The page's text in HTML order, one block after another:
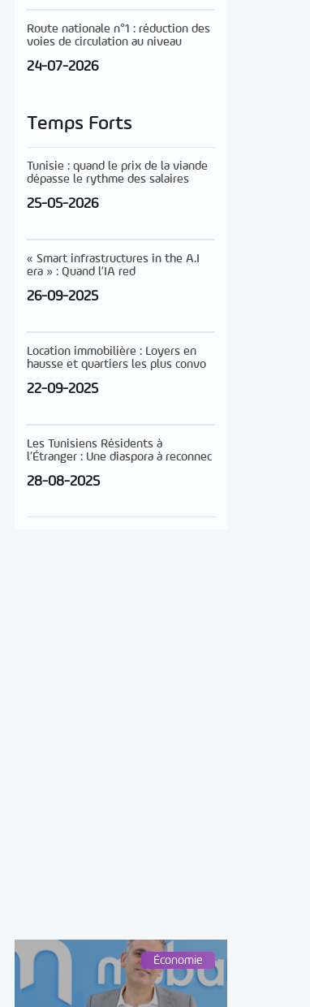
Route nationale n°1 : réduction des
voies de circulation au niveau
24-07-2026
Temps Forts
Tunisie : quand le prix de la viande
dépasse le rythme des salaires
25-05-2026
« Smart infrastructures in the A.I
era » : Quand l’IA red
26-09-2025
Location immobilière : Loyers en
hausse et quartiers les plus convo
22-09-2025
Les Tunisiens Résidents à
l’Étranger : Une diaspora à reconnec
28-08-2025
Économie